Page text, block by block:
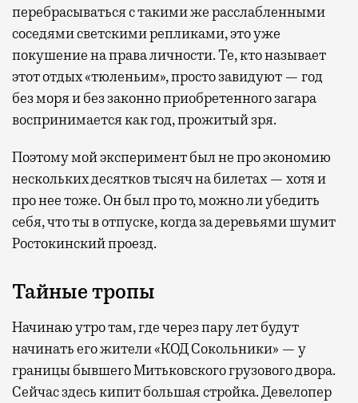
перебрасываться с такими же расслабленными
соседями светскими репликами, это уже
покушение на права личности. Те, кто называет
этот отдых «тюленьим», просто завидуют — год
без моря и без законно приобретенного загара
воспринимается как год, прожитый зря.
Поэтому мой эксперимент был не про экономию
нескольких десятков тысяч на билетах — хотя и
про нее тоже. Он был про то, можно ли убедить
себя, что ты в отпуске, когда за деревьями шумит
Ростокинский проезд.
Тайные тропы
Начинаю утро там, где через пару лет будут
начинать его жители «КОД Сокольники» — у
границы бывшего Митьковского грузового двора.
Сейчас здесь кипит большая стройка. Девелопер